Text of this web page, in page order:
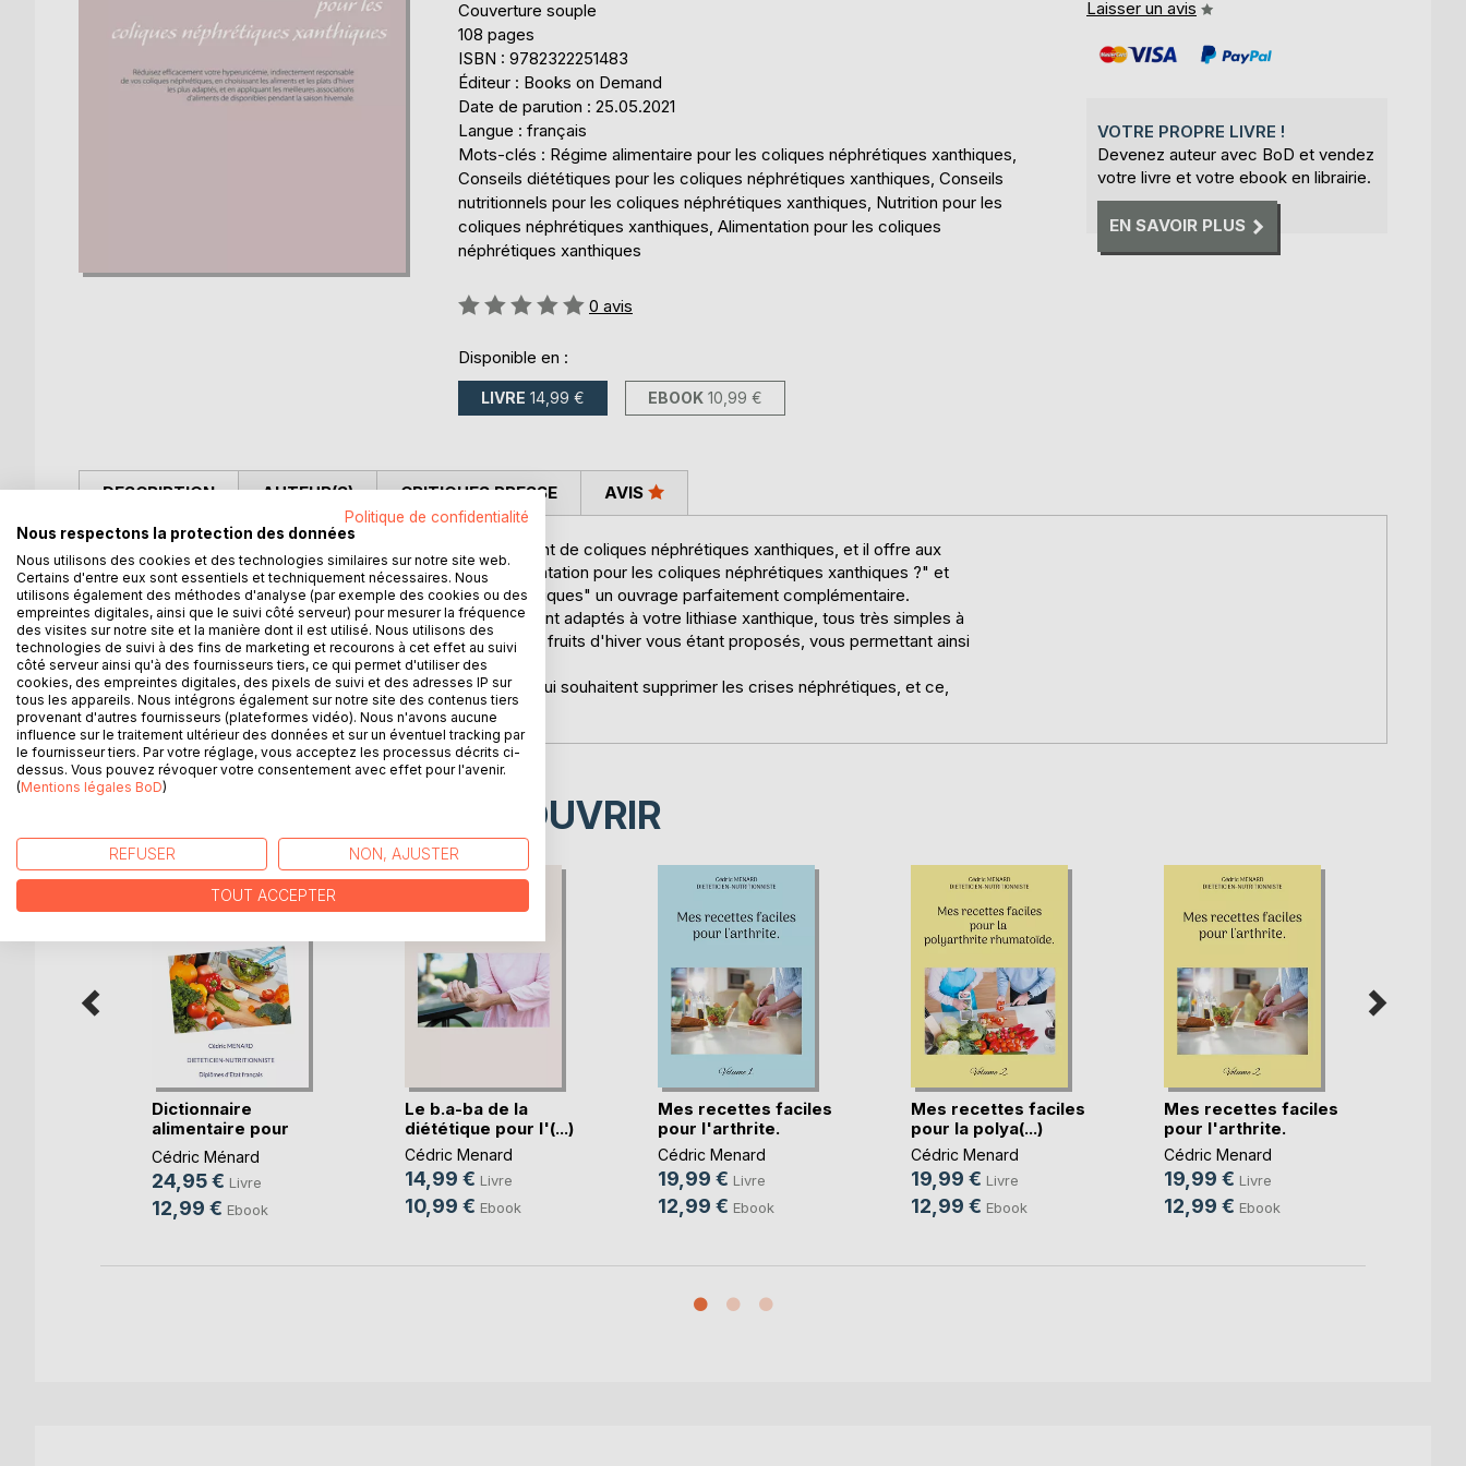
Couverture souple
108 pages
ISBN : 9782322251483
Éditeur : Books on Demand
Date de parution : 25.05.2021
Langue : français
Mots-clés : Régime alimentaire pour les coliques néphrétiques xanthiques,
Conseils diététiques pour les coliques néphrétiques xanthiques, Conseils
nutritionnels pour les coliques néphrétiques xanthiques, Nutrition pour les
coliques néphrétiques xanthiques, Alimentation pour les coliques
néphrétiques xanthiques
Évaluation:
0 avis
Disponible en :
LIVRE 14,99 € EBOOK 10,99 €
Laisser un avis
VOTRE PROPRE LIVRE !
Devenez auteur avec BoD et vendez
votre livre et votre ebook en librairie.
EN SAVOIR PLUS
DESCRIPTION
Cet ouvrage est dédié à toutes les personnes qui souffrent de coliques néphrétiques xanthiques, et il offre aux
détenteurs des ouvrages du même auteur : "Quelle alimentation pour les coliques néphrétiques xanthiques ?" et
"Recettes et menus pour les coliques néphrétiques xanthiques" un ouvrage parfaitement complémentaire.
L'auteur vous propose trois mois de menus spécifiquement adaptés à votre lithiase xanthique, tous très simples à
mettre en pratique grâce à des plats, des légumes et des fruits d'hiver vous étant proposés, vous permettant ainsi
de mieux adapter votre alimentation à votre pathologie.
Un ouvrage diététique de référence pour celles et ceux qui souhaitent supprimer les crises néphrétiques, et ce,
grâce à leur alimentation !
AUTEUR(S) CRITIQUES PRESSE AVIS
D’AUTRES TITRES À DÉCOUVRIR
Dictionnaire
alimentaire pour
l'oe(...)
Cédric Ménard
24,95 € Livre
12,99 € Ebook
Le b.a-ba de la
diététique pour l'(...)
Cédric Menard
14,99 € Livre
10,99 € Ebook
Mes recettes faciles
pour l'arthrite.
Cédric Menard
19,99 € Livre
12,99 € Ebook
Mes recettes faciles
pour la polya(...)
Cédric Menard
19,99 € Livre
12,99 € Ebook
Mes recettes faciles
pour l'arthrite.
Cédric Menard
19,99 € Livre
12,99 € Ebook
Politique de confidentialité
Nous respectons la protection des données
Nous utilisons des cookies et des technologies similaires sur notre site web.
Certains d'entre eux sont essentiels et techniquement nécessaires. Nous
utilisons également des méthodes d'analyse (par exemple des cookies ou des
empreintes digitales, ainsi que le suivi côté serveur) pour mesurer la fréquence
des visites sur notre site et la manière dont il est utilisé. Nous utilisons des
technologies de suivi à des fins de marketing et recourons à cet effet au suivi
côté serveur ainsi qu'à des fournisseurs tiers, ce qui permet d'utiliser des
cookies, des empreintes digitales, des pixels de suivi et des adresses IP sur
tous les appareils. Nous intégrons également sur notre site des contenus tiers
provenant d'autres fournisseurs (plateformes vidéo). Nous n'avons aucune
influence sur le traitement ultérieur des données et sur un éventuel tracking par
le fournisseur tiers. Par votre réglage, vous acceptez les processus décrits ci-
dessus. Vous pouvez révoquer votre consentement avec effet pour l'avenir.
(Mentions légales BoD)
REFUSER NON, AJUSTER
TOUT ACCEPTER